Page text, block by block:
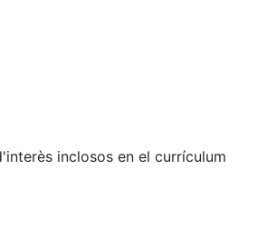
inclosos en el currículum